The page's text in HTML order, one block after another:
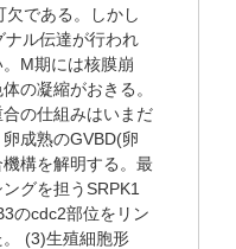
欠である。しかし
ナル伝達が行われ
M期には核膜崩
の凝縮がおきる。
の仕組みはいまだ
成熟のGVBD(卵
構を解明する。最
グを担うSRPK1
のcdc2部位をリン
(3)生殖細胞形